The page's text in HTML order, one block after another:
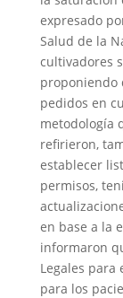
expresado
Salud de la
cultivadores
proponiendo
pedidos en
metodología
refirieron,
establecer
permisos,
en base a la
informaron
Legales para
para los